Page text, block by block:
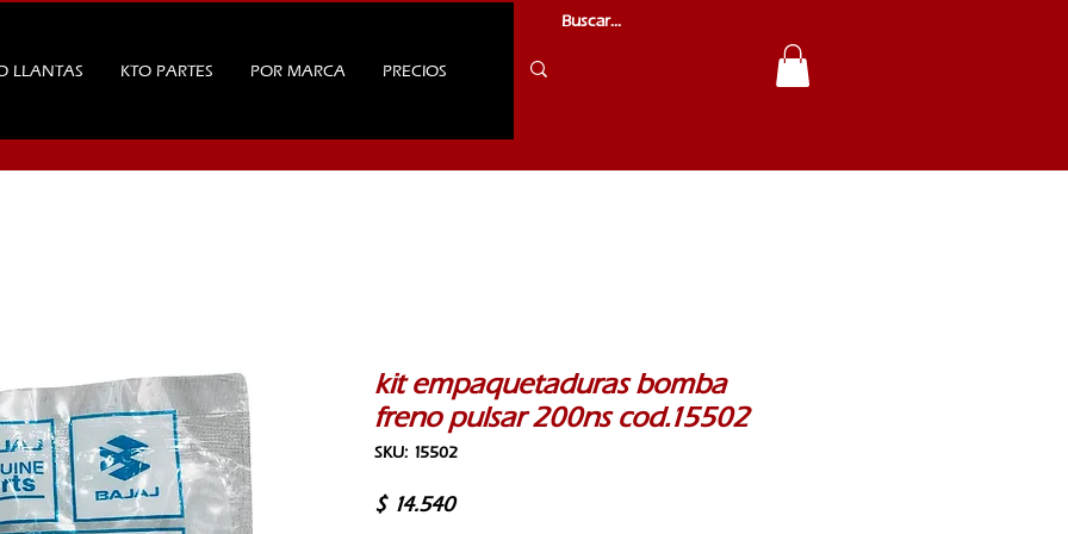
LLANTAS KTO PARTES POR MARCA PRECIOS
kit empaquetaduras bomba
freno pulsar 200ns cod.15502
SKU: 15502
$ 14.540Precio